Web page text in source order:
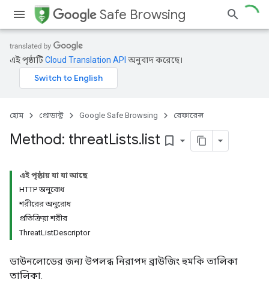
Safe Browsing
এই পৃষ্ঠাটিCloud Translation API অনুবাদ করেছে।
হোম প্রোডাক্ট Google Safe Browsing রেফারেন্স
Method: threatLists.list bookmark_border
এই পৃষ্ঠায় যা যা আছে
HTTP অনুরোধ
শরীরের অনুরোধ
প্রতিক্রিয়া শরীর
ThreatListDescriptor
ডাউনলোডের জন্য উপলব্ধ নিরাপদ ব্রাউজিং হুমকি তালিকা
তালিকা.